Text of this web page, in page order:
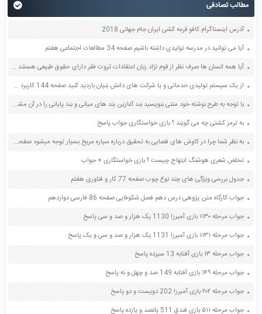
مطالب تصادفی
آدرس اینستاگرام کافو قرعه کشی ایران جام جهانی 2018
آیا می توانید در مدرسه تولیدی داشته باشیم صفحه 34 مطالعات اجتماعی هفتم
آیا همه انسان ها صرف نظر از قوم نژاد زبان اعتقادات ثروت فقر دارای حقوق طبیعی هستند صفحه 2 مطالعات اجتماعی هفتم
از یک سیستم تولیدی خدماتی و یا شرکت های دانش بنیان بازدید کنید صفحه 144 کاربرد فناوری های نوین یازدهم
با توجه به طرح نوشته خود متنی بنویسید بند آغازین بند های میانی و بند پایانی را در آن مشخص کنید صفحه 24 و 25 کتاب نگارش یازدهم
به ترمز کشتی چه می گویند ؟ بازی خواستگاری جواب پاسخ
به نظر شما چرا در کاوش های فضایی به تحقیق درباره سیاره مریخ بسیار توجه میشود صفحه 4 مطالعات اجتماعی نهم
تخلص شعری هوشنگ ابتهاج چیست ؟ بازی خواستگاری + جواب
جدول بررسی ویژگی های چند نوع چوب صفحه 77 کار و فناوری هفتم
جواب کارگاه متن پژوهی درس دهم فصل شکوفایی صفحه 86 فارسی دوازدهم
جواب مرحله ۱۱۳۰ بازی آمیرزا 1130 یک هزار و صد و سی پاسخ
جواب مرحله ۱۱۳۱ بازی آمیرزا 1131 یک هزار و صد و سی و یک پاسخ
جواب مرحله ۱۳ بازی آفتابه 13 سیزده پاسخ
جواب مرحله ۱۴۹ بازی آفتابه 149 صد و چهل و نه پاسخ
جواب مرحله ۲۰۲ بازی آمیرزا 202 دویست و دو پاسخ
جواب مرحله ۵۱۱ بازی فندق 511 پانصد و یازده پاسخ